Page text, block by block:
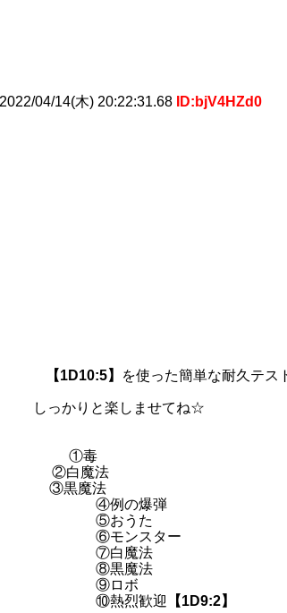
2022/04/14(木) 20:22:31.68 ID:bjV4HZd0
【1D10:5】
を使った簡単な耐久テス
りと楽しませてね☆
①毒
白魔法
③黒魔法
爆弾
た
ター
法
法
ボ
歓迎
【1D9:2】